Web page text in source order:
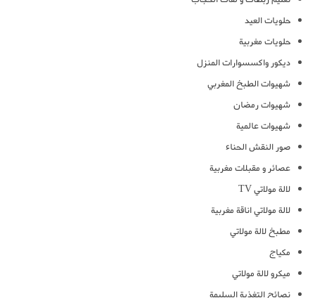
حلويات العيد
حلويات مغربية
ديكور واكسسوارات المنزل
شهيوات الطبخ المغربي
شهيوات رمضان
شهيوات عالمية
صور النقش الحناء
عصائر و مقبلات مغربية
لالة مولاتي TV
لالة مولاتي اناقة مغربية
مطبخ لالة مولاتي
مكياج
ميكرو لالة مولاتي
نصائح التغذية السليمة